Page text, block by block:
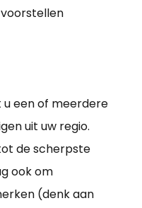
een of meerdere
uit uw regio.
de scherpste
ook om
(denk aan